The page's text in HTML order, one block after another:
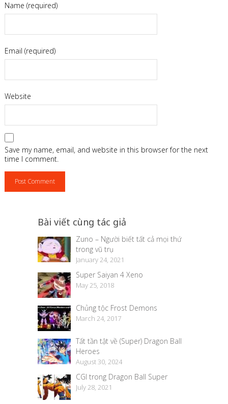
Name (required)
Email (required)
Website
Save my name, email, and website in this browser for the next
time I comment.
Bài viết cùng tác giả
Zuno – Người biết tất cả mọi thứ
trong vũ trụ
January 24, 2021
Super Saiyan 4 Xeno
May 25, 2018
Chủng tộc Frost Demons
March 24, 2017
Tất tần tật về (Super) Dragon Ball
Heroes
August 30, 2024
CGI trong Dragon Ball Super
July 28, 2021